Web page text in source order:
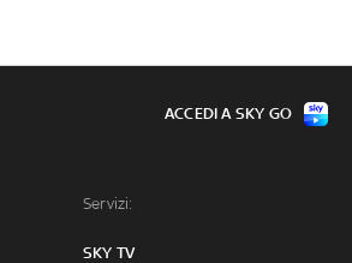
Servizi:
SKY TV
ACCEDI A SKY GO